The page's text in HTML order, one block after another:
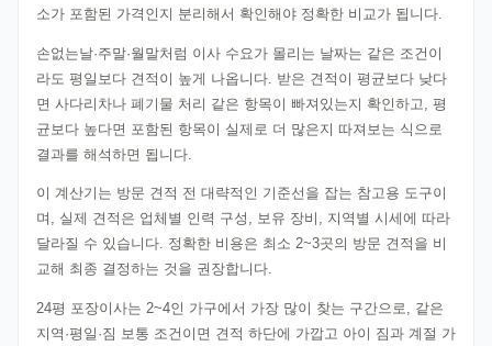
소가 포함된 가격인지 분리해서 확인해야 정확한 비교가 됩니다.
손없는날·주말·월말처럼 이사 수요가 몰리는 날짜는 같은 조건이
라도 평일보다 견적이 높게 나옵니다. 받은 견적이 평균보다 낮다
면 사다리차나 폐기물 처리 같은 항목이 빠져있는지 확인하고, 평
균보다 높다면 포함된 항목이 실제로 더 많은지 따져보는 식으로
결과를 해석하면 됩니다.
이 계산기는 방문 견적 전 대략적인 기준선을 잡는 참고용 도구이
며, 실제 견적은 업체별 인력 구성, 보유 장비, 지역별 시세에 따라
달라질 수 있습니다. 정확한 비용은 최소 2~3곳의 방문 견적을 비
교해 최종 결정하는 것을 권장합니다.
24평 포장이사는 2~4인 가구에서 가장 많이 찾는 구간으로, 같은
지역·평일·짐 보통 조건이면 견적 하단에 가깝고 아이 짐과 계절 가